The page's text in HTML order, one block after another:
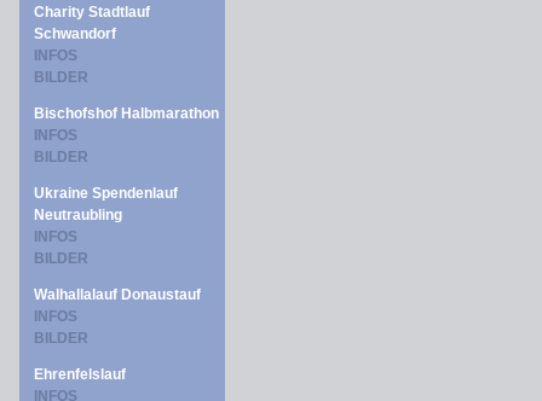
Charity Stadtlauf
Schwandorf
INFOS
BILDER
Bischofshof Halbmarathon
INFOS
BILDER
Ukraine Spendenlauf
Neutraubling
INFOS
BILDER
Walhallalauf Donaustauf
INFOS
BILDER
Ehrenfelslauf
INFOS